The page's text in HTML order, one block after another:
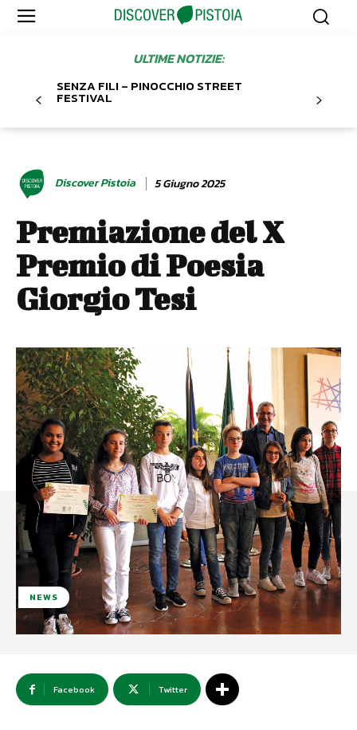
ULTIME NOTIZIE:
SENZA FILI – PINOCCHIO STREET
FESTIVAL
Discover Pistoia 5 Giugno 2025
Premiazione del X
Premio di Poesia
Giorgio Tesi
NEWS
Facebook Twitter